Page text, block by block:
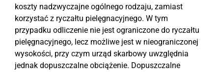
koszty nadzwyczajne ogólnego rodzaju, zamiast
korzystać z ryczałtu pielęgnacyjnego. W tym
przypadku odliczenie nie jest ograniczone do ryczałtu
pielęgnacyjnego, lecz możliwe jest w nieograniczonej
wysokości, przy czym urząd skarbowy uwzględnia
jednak dopuszczalne obciążenie. Dopuszczalne